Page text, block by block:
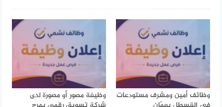
وظائف أمين ومشرف مستودعات
وظيفة مصور أو مصورة لدى